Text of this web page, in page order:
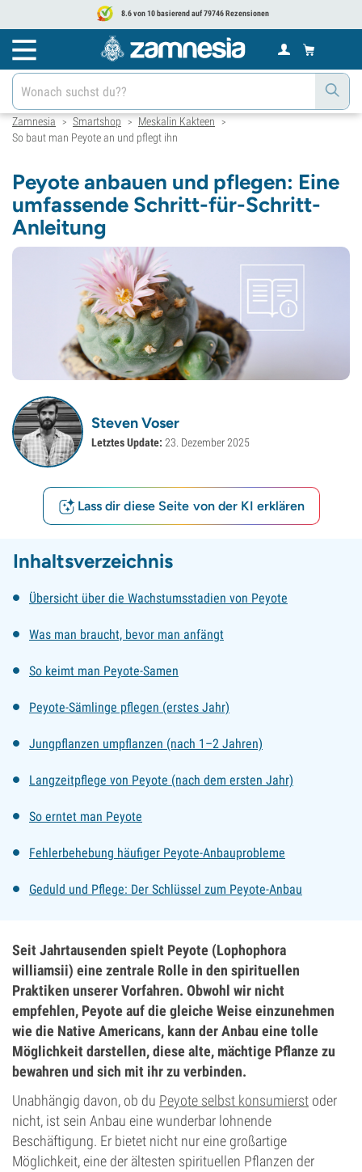
8.6 von 10 basierend auf 79746 Rezensionen
Zamnesia > Smartshop > Meskalin Kakteen >
So baut man Peyote an und pflegt ihn
Peyote anbauen und pflegen: Eine
umfassende Schritt-für-Schritt-
Anleitung
Steven Voser
Letztes Update: 23. Dezember 2025
Lass dir diese Seite von der KI erklären
Inhaltsverzeichnis
Übersicht über die Wachstumsstadien von Peyote
Was man braucht, bevor man anfängt
So keimt man Peyote-Samen
Peyote-Sämlinge pflegen (erstes Jahr)
Jungpflanzen umpflanzen (nach 1–2 Jahren)
Langzeitpflege von Peyote (nach dem ersten Jahr)
So erntet man Peyote
Fehlerbehebung häufiger Peyote-Anbauprobleme
Geduld und Pflege: Der Schlüssel zum Peyote-Anbau
Seit Jahrtausenden spielt Peyote (Lophophora
williamsii) eine zentrale Rolle in den spirituellen
Praktiken unserer Vorfahren. Obwohl wir nicht
empfehlen, Peyote auf die gleiche Weise einzunehmen
wie die Native Americans, kann der Anbau eine tolle
Möglichkeit darstellen, diese alte, mächtige Pflanze zu
bewahren und sich mit ihr zu verbinden.
Unabhängig davon, ob du Peyote selbst konsumierst oder
nicht, ist sein Anbau eine wunderbar lohnende
Beschäftigung. Er bietet nicht nur eine großartige
Möglichkeit, eine der ältesten spirituellen Pflanzen der